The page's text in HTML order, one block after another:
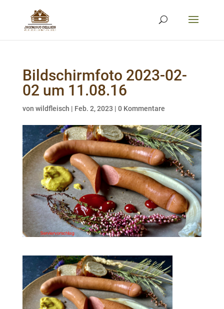
Bildschirmfoto 2023-02-
02 um 11.08.16
von wildfleisch | Feb. 2, 2023 | 0 Kommentare